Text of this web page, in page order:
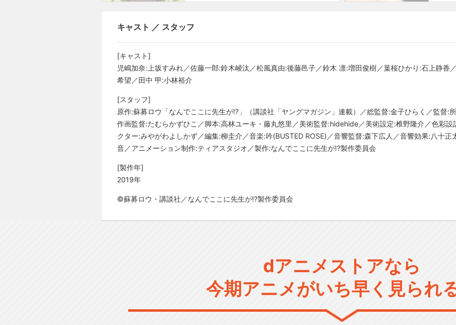
キャスト ／ スタッフ
[キャスト]
児嶋加奈:上坂すみれ／佐藤一郎:鈴木崚汰／松風真由:後藤邑子／鈴木 凛:増田俊樹／葉桜ひかり:石上静香
希望／田中 甲:小林裕介
[スタッフ]
原作:蘇募ロウ「なんでここに先生が!?」（講談社「ヤングマガジン」連載）／総監督:金子ひらく／監督:
作画監督:たむらかずひこ／脚本:高林ユーキ・藤丸悠里／美術監督:hidehide／美術設定:椎野隆介／色彩
クター:みやがわよしかず／編集:柳圭介／音楽:吟(BUSTED ROSE)／音響監督:森下広人／音響効果:八十
音／アニメーション制作:ティアスタジオ／製作:なんでここに先生が!?製作委員会
[製作年]
2019年
©蘇募ロウ・講談社／なんでここに先生が!?製作委員会
dアニメストアなら
今期アニメがいち早く見られ